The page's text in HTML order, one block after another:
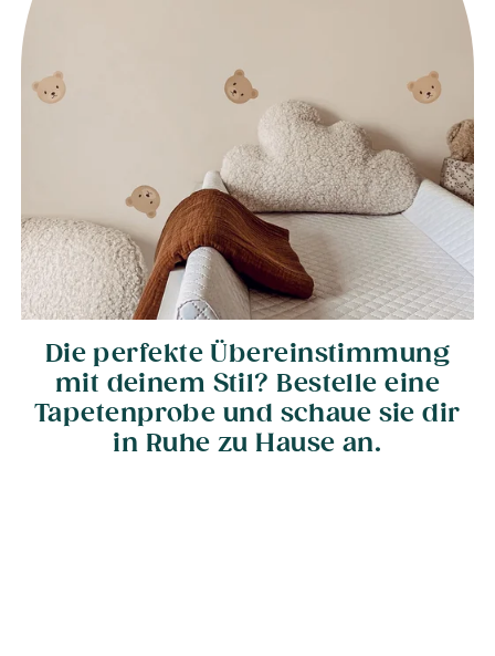
Die perfekte Übereinstimmung
mit deinem Stil? Bestelle eine
Tapetenprobe und schaue sie dir
in Ruhe zu Hause an.